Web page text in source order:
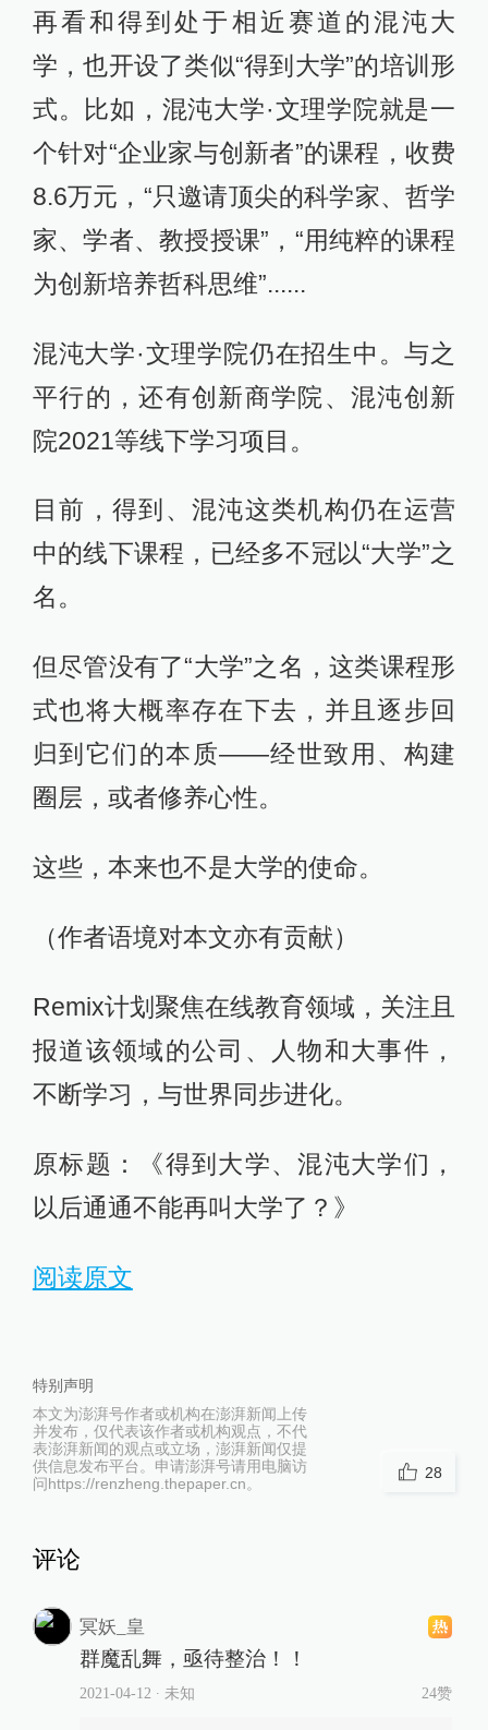
再看和得到处于相近赛道的混沌大
学，也开设了类似“得到大学”的培训形
式。比如，混沌大学·文理学院就是一
个针对“企业家与创新者”的课程，收费
8.6万元，“只邀请顶尖的科学家、哲学
家、学者、教授授课”，“用纯粹的课程
为创新培养哲科思维”......
混沌大学·文理学院仍在招生中。与之
平行的，还有创新商学院、混沌创新
院2021等线下学习项目。
目前，得到、混沌这类机构仍在运营
中的线下课程，已经多不冠以“大学”之
名。
但尽管没有了“大学”之名，这类课程形
式也将大概率存在下去，并且逐步回
归到它们的本质——经世致用、构建
圈层，或者修养心性。
这些，本来也不是大学的使命。
（作者语境对本文亦有贡献）
Remix计划聚焦在线教育领域，关注且
报道该领域的公司、人物和大事件，
不断学习，与世界同步进化。
原标题：《得到大学、混沌大学们，
以后通通不能再叫大学了？》
阅读原文
特别声明
本文为澎湃号作者或机构在澎湃新闻上传
并发布，仅代表该作者或机构观点，不代
表澎湃新闻的观点或立场，澎湃新闻仅提
供信息发布平台。申请澎湃号请用电脑访
问https://renzheng.thepaper.cn。
28
评论
冥妖_皇
群魔乱舞，亟待整治！！
2021-04-12 ∙ 未知 24赞